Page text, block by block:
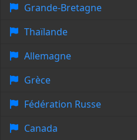
Grande-Bretagne
Thaïlande
Allemagne
Grèce
Fédération Russe
Canada